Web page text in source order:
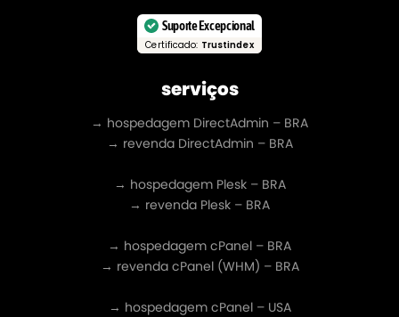
Suporte Excepcional
Certificado: Trustindex
serviços
→ hospedagem DirectAdmin – BRA
→ revenda DirectAdmin – BRA
→ hospedagem Plesk – BRA
→ revenda Plesk – BRA
→ hospedagem cPanel – BRA
→ revenda cPanel (WHM) – BRA
→ hospedagem cPanel – USA